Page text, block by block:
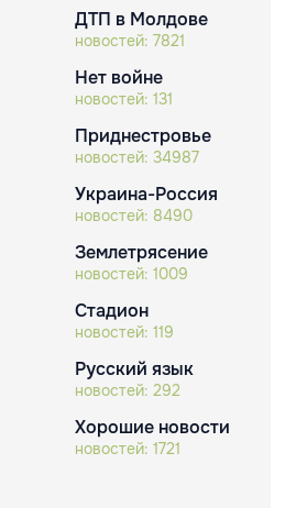
ДТП в Молдове
новостей: 7821
Нет войне
новостей: 131
Приднестровье
новостей: 34987
Украина-Россия
новостей: 8490
Землетрясение
новостей: 1009
Стадион
новостей: 119
Русский язык
новостей: 292
Хорошие новости
новостей: 1721